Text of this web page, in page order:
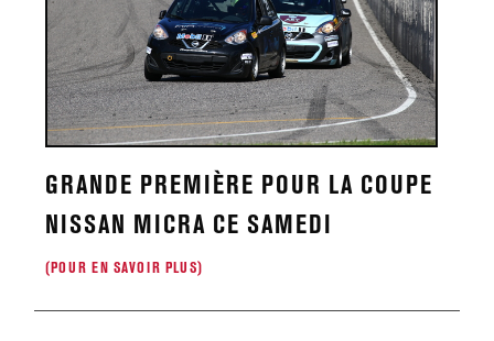
GRANDE PREMIÈRE POUR LA COUPE
NISSAN MICRA CE SAMEDI
(POUR EN SAVOIR PLUS)